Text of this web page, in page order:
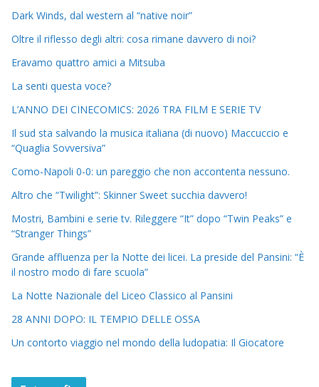
Dark Winds, dal western al “native noir”
Oltre il riflesso degli altri: cosa rimane davvero di noi?
Eravamo quattro amici a Mitsuba
La senti questa voce?
L’ANNO DEI CINECOMICS: 2026 TRA FILM E SERIE TV
Il sud sta salvando la musica italiana (di nuovo) Maccuccio e
“Quaglia Sovversiva”
Como-Napoli 0-0: un pareggio che non accontenta nessuno.
Altro che “Twilight”: Skinner Sweet succhia davvero!
Mostri, Bambini e serie tv. Rileggere “It” dopo “Twin Peaks” e
“Stranger Things”
Grande affluenza per la Notte dei licei. La preside del Pansini: “È
il nostro modo di fare scuola”
La Notte Nazionale del Liceo Classico al Pansini
28 ANNI DOPO: IL TEMPIO DELLE OSSA
Un contorto viaggio nel mondo della ludopatia: Il Giocatore